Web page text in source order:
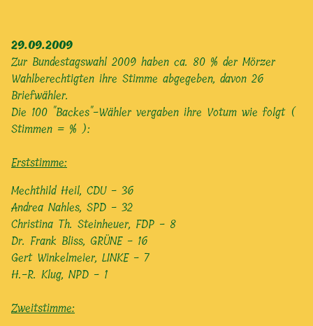
29.09.2009
Zur Bundestagswahl 2009 haben ca. 80 % der Mörzer
Wahlberechtigten ihre Stimme abgegeben, davon 26
Briefwähler.
Die 100 "Backes"-Wähler vergaben ihre Votum wie folgt (
Stimmen = % ):
Erststimme:
Mechthild Heil, CDU - 36
Andrea Nahles, SPD - 32
Christina Th. Steinheuer, FDP - 8
Dr. Frank Bliss, GRÜNE - 16
Gert Winkelmeier, LINKE - 7
H.-R. Klug, NPD - 1
Zweitstimme: